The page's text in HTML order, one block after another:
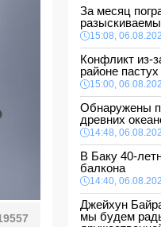
За месяц
15:08,
Конфликт из-
районе
15:00,
Обнаружены
древних
14:48,
В Баку 40-
балкона
14:40,
Джейхун
мы будем